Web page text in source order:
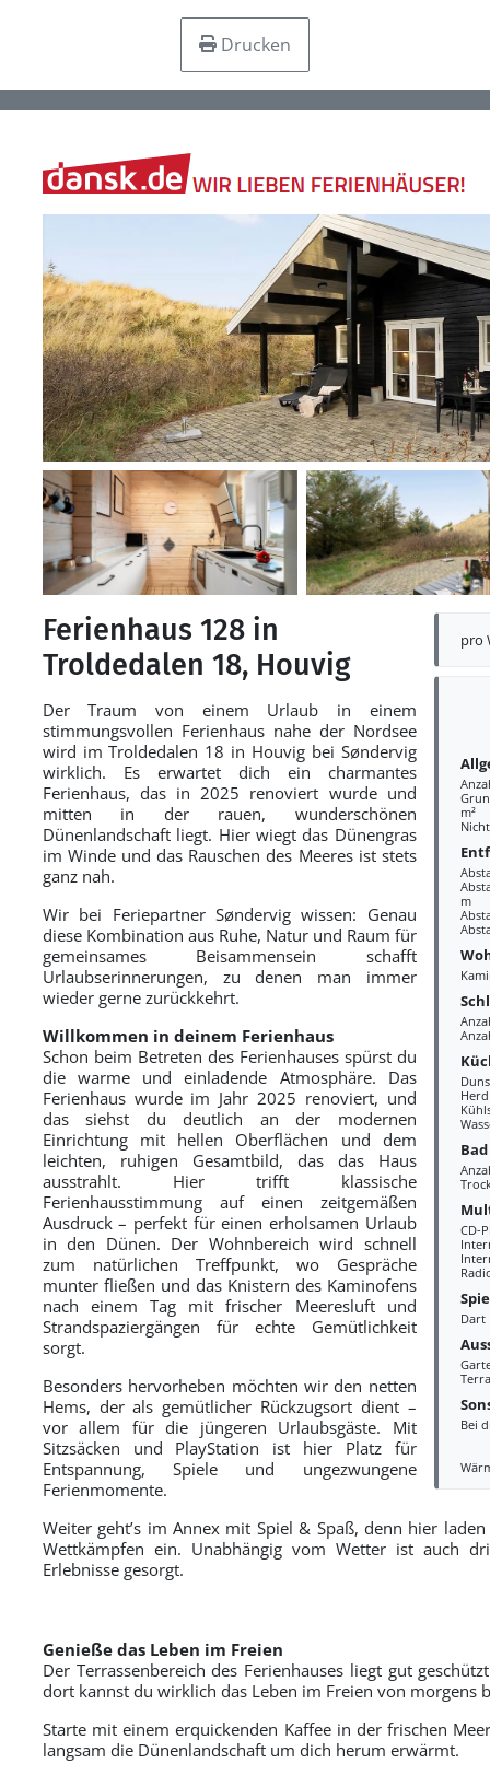
Drucken
pro
m²
m
Herd
Bad
CD-
Dart
Bei
Ferienhaus 128 in
Troldedalen 18, Houvig
Der Traum von einem Urlaub in einem
stimmungsvollen Ferienhaus nahe der Nordsee
wird im Troldedalen 18 in Houvig bei Søndervig
wirklich. Es erwartet dich ein charmantes
Ferienhaus, das in 2025 renoviert wurde und
mitten in der rauen, wunderschönen
Dünenlandschaft liegt. Hier wiegt das Dünengras
im Winde und das Rauschen des Meeres ist stets
ganz nah.
Wir bei Feriepartner Søndervig wissen: Genau
diese Kombination aus Ruhe, Natur und Raum für
gemeinsames Beisammensein schafft
Urlaubserinnerungen, zu denen man immer
wieder gerne zurückkehrt.
Willkommen in deinem Ferienhaus
Schon beim Betreten des Ferienhauses spürst du
die warme und einladende Atmosphäre. Das
Ferienhaus wurde im Jahr 2025 renoviert, und
das siehst du deutlich an der modernen
Einrichtung mit hellen Oberflächen und dem
leichten, ruhigen Gesamtbild, das das Haus
ausstrahlt. Hier trifft klassische
Ferienhausstimmung auf einen zeitgemäßen
Ausdruck – perfekt für einen erholsamen Urlaub
in den Dünen. Der Wohnbereich wird schnell
zum natürlichen Treffpunkt, wo Gespräche
munter fließen und das Knistern des Kaminofens
nach einem Tag mit frischer Meeresluft und
Strandspaziergängen für echte Gemütlichkeit
sorgt.
Besonders hervorheben möchten wir den netten
Hems, der als gemütlicher Rückzugsort dient –
vor allem für die jüngeren Urlaubsgäste. Mit
Sitzsäcken und PlayStation ist hier Platz für
Entspannung, Spiele und ungezwungene
Ferienmomente.
Weiter geht’s im Annex mit Spiel & Spaß, denn hier
Wettkämpfen ein. Unabhängig vom Wetter ist auch
Erlebnisse gesorgt.
Genieße das Leben im Freien
Der Terrassenbereich des Ferienhauses liegt gut
dort kannst du wirklich das Leben im Freien von morgens
Starte mit einem erquickenden Kaffee in der frischen
langsam die Dünenlandschaft um dich herum erwärmt.